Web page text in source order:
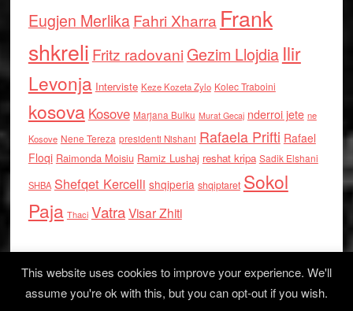
Eugjen MerlikaFahri Xharra Frank
shkreli Fritz radovaniGezim Llojdia Ilir
Levonja Interviste Keze Kozeta Zylo Kolec Traboini
kosova Kosove Marjana Bulku Murat Gecaj nderroi jete ne
Kosove Nene Tereza presidenti Nishani Rafaela Prifti Rafael
Floqi Raimonda Moisiu Ramiz Lushaj reshat kripa Sadik Elshani
SHBA Shefqet Kercelli shqiperia shqiptaret Sokol
Paja Thaci VatraVisar Zhiti
This website uses cookies to improve your experience. We'll
assume you're ok with this, but you can opt-out if you wish.